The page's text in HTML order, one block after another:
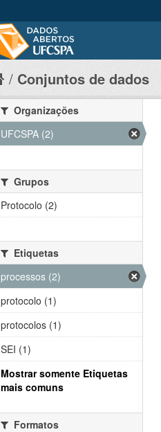
Conjuntos de dados
Organizações
UFCSPA (2)
Grupos
Protocolo (2)
Etiquetas
processos (2)
protocolo (1)
protocolos (1)
SEI (1)
Mostrar somente Etiquetas
mais comuns
Formatos